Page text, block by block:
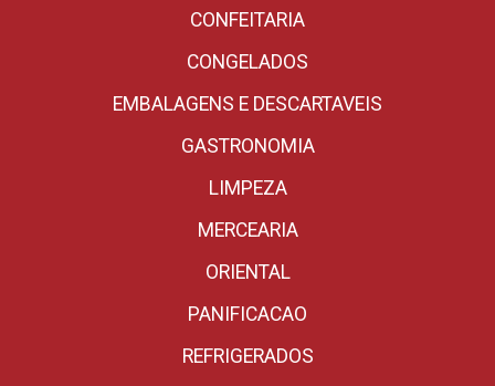
CONFEITARIA
CONGELADOS
EMBALAGENS E DESCARTAVEIS
GASTRONOMIA
LIMPEZA
MERCEARIA
ORIENTAL
PANIFICACAO
REFRIGERADOS